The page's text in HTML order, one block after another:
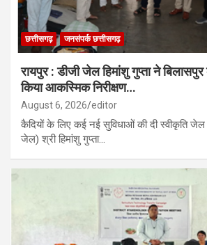
छत्तीसगढ़ जनसंपर्क छत्तीसगढ़
रायपुर : डीजी जेल हिमांशु गुप्ता ने
किया आकस्मिक निरीक्षण…
August 6, 2026 editor
कैदियों के लिए कई नई सुविधाओं की दी स्वीकृति जेल
जेल) श्री हिमांशु गुप्ता…